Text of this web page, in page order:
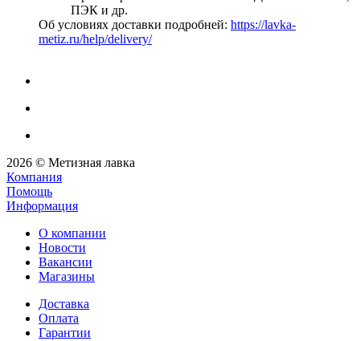
ПЭК и др.
Об условиях доставки подробней: https://lavka-
metiz.ru/help/delivery/
2026 © Метизная лавка
Компания
Помощь
Информация
О компании
Новости
Вакансии
Магазины
Доставка
Оплата
Гарантии